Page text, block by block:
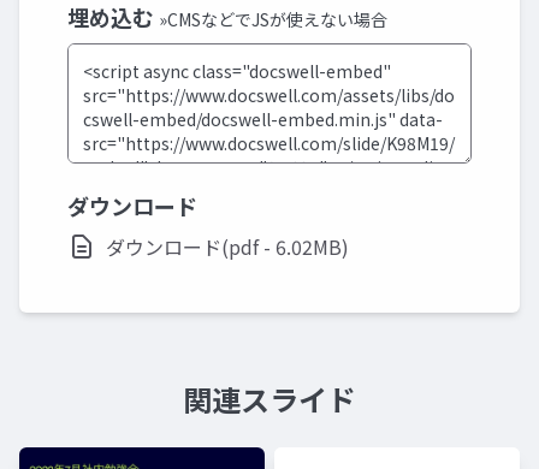
埋め込む »CMSなどでJSが使えない場合
ダウンロード
ダウンロード(pdf - 6.02MB)
関連スライド